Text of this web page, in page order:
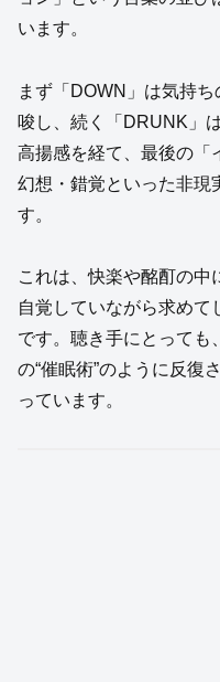
います。
まず「DOWN」は気持
唆し、続く「DRUNK」
高揚感を経て、最後の「
幻想・錯覚といった非現
す。
これは、快楽や酩酊の中
自覚していながら求めて
です。聴き手にとっても
の“催眠術”のように反復
っています。